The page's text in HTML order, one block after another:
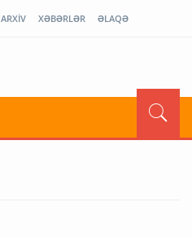
ARXİV XƏBƏRLƏR ƏLAQƏ